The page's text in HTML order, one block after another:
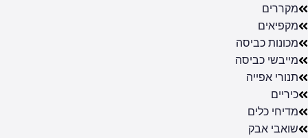
מקררים
מקפיאים
מכונות כביסה
מייבשי כביסה
תנורי אפייה
כיריים
מדיחי כלים
שואבי אבק